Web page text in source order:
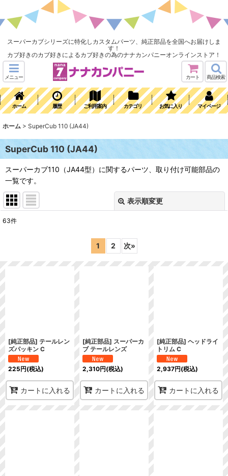
スーパーカブシリーズに特化しカスタムパーツ、純正部品を全国へお届けしま
す！
カブ好きのカブ好きによるカブ好きの為のナナカンパニーオンラインストア！
メニュー カート 商品検索
ホーム 履歴 ご利用案内 カテゴリ お気に入り マイページ
ホーム > SuperCub 110 (JA44)
SuperCub 110 (JA44)
スーパーカブ110（JA44型）に関するパーツ、取り付け可能部品の
一覧です。
表示順変更
63件
1 2 次»
[純正部品] テールレン
ズパッキン C
225円(税込)
カートに入れる
[純正部品] スーパーカ
ブ テールレンズ
2,310円(税込)
カートに入れる
[純正部品] ヘッドライ
トリム C
2,937円(税込)
カートに入れる